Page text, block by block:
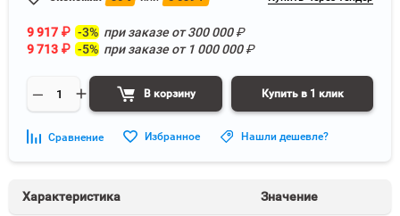
9 917 ₽ -3% при заказе от300 000₽
9 713 ₽ -5% при заказе от 1 000 000₽
В корзину Купить в 1 клик
Сравнение Избранное Нашли дешевле?
Характеристика Значение